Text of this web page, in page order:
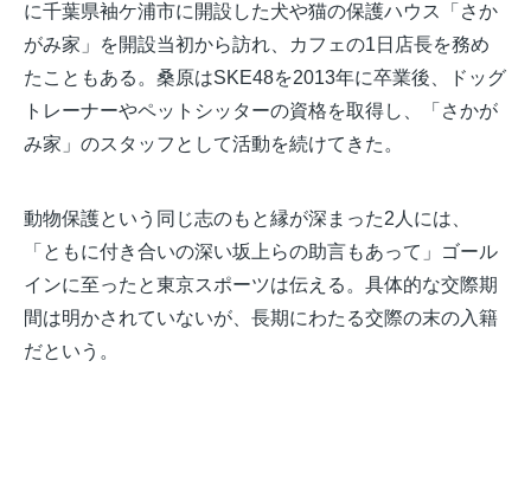
に千葉県袖ケ浦市に開設した犬や猫の保護ハウス「さか
がみ家」を開設当初から訪れ、カフェの1日店長を務め
たこともある。桑原はSKE48を2013年に卒業後、ドッグ
トレーナーやペットシッターの資格を取得し、「さかが
み家」のスタッフとして活動を続けてきた。
動物保護という同じ志のもと縁が深まった2人には、
「ともに付き合いの深い坂上らの助言もあって」ゴール
インに至ったと東京スポーツは伝える。具体的な交際期
間は明かされていないが、長期にわたる交際の末の入籍
だという。